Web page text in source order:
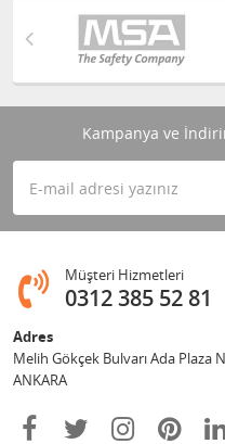
Kampanya ve
Müşteri Hizmetleri
0312 385 52 81
Adres
Melih Gökçek Bulvarı Ada Plaza
ANKARA